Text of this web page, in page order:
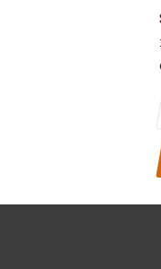
qui transformera
très belles,